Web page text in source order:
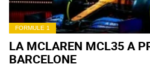
FORMULE 1
LA MCLAREN MCL35 A
BARCELONE